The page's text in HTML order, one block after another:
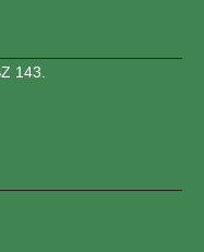
143.